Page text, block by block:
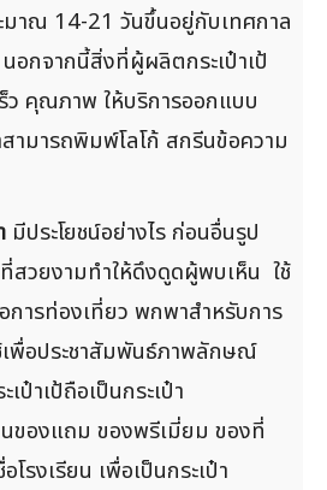
มาณ 14-21 วันขึ้นอยู่กับเทศกาล
อกจากนี้สิ่งที่ผู้ผลิตกระเป๋าเป้
ว คุณภาพ ให้บริการออกแบบ
ามารถพิมพ์โลโก้ สกรีนข้อความ
มีประโยชน์อย่างไร ก่อนอื่นรูป
สวยงามทำให้ดึงดูดผู้พบเห็น ใช้
การท่องเที่ยว พกพาสำหรับการ
เพื่อประชาสัมพันธ์ภาพลักษณ์
ป๋าเป้ถือเป็นกระเป๋า
นของแถม ของพรีเมี่ยม ของที่
รงเรียน เพื่อเป็นกระเป๋า